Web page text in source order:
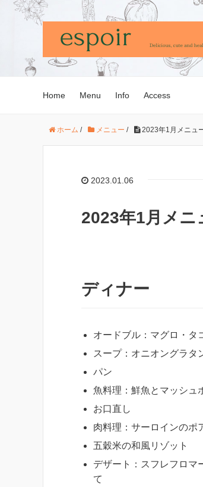
Home Menu Info Access
ホーム / メニュー / 2023年1月メニュ
2023.01.06
2023年1月メニ
ディナー
オードブル：マグロ・
スープ：オニオングラタ
パン
魚料理：鮮魚とマッシュ
お口直し
肉料理：サーロインの
五穀米の和風リゾット
デザート：スフレフロマ
て